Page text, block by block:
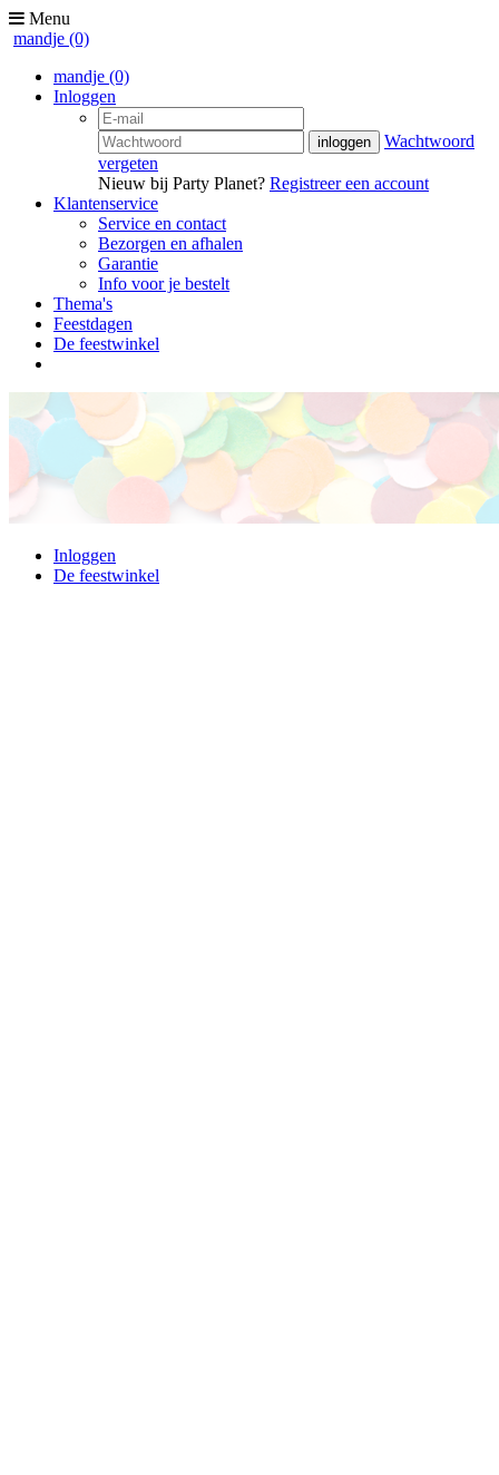
Menu
mandje (0)
mandje (0)
Inloggen
Wachtwoord
vergeten
Nieuw bij Party Planet? Registreer een account
Klantenservice
Service en contact
Bezorgen en afhalen
Garantie
Info voor je bestelt
Thema's
Feestdagen
De feestwinkel
Inloggen
De feestwinkel